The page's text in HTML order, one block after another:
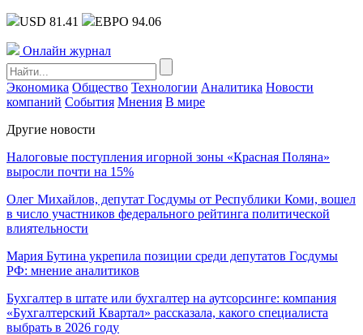
USD 81.41 ЕВРО 94.06
Онлайн журнал
Экономика Общество Технологии Аналитика Новости
компаний События Мнения В мире
Другие новости
Налоговые поступления игорной зоны «Красная Поляна»
выросли почти на 15%
Олег Михайлов, депутат Госдумы от Республики Коми, вошел
в число участников федерального рейтинга политической
влиятельности
Мария Бутина укрепила позиции среди депутатов Госдумы
РФ: мнение аналитиков
Бухгалтер в штате или бухгалтер на аутсорсинге: компания
«Бухгалтерский Квартал» рассказала, какого специалиста
выбрать в 2026 году